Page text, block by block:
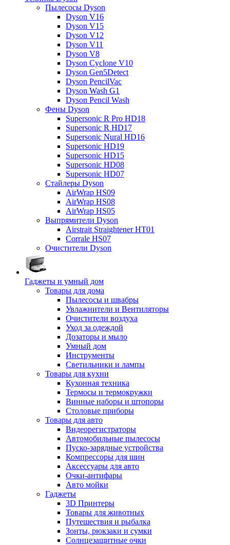
Пылесосы Dyson
Dyson V16
Dyson V15
Dyson V12
Dyson V11
Dyson V8
Dyson Cyclone V10
Dyson Gen5Detect
Dyson PencilVac
Dyson Wash G1
Dyson Pencil Wash
Фены Dyson
Supersonic R Pro HD18
Supersonic R HD17
Supersonic Nural HD16
Supersonic HD19
Supersonic HD15
Supersonic HD08
Supersonic HD07
Стайлеры Dyson
AirWrap HS09
AirWrap HS08
AirWrap HS05
Выпрямители Dyson
Airstrait Straightener HT01
Corrale HS07
Очистители Dyson
Гаджеты и умный дом
Товары для дома
Пылесосы и швабры
Увлажнители и Вентиляторы
Очистители воздуха
Уход за одеждой
Дозаторы и мыло
Умный дом
Инструменты
Светильники и лампы
Товары для кухни
Кухонная техника
Термосы и термокружки
Винные наборы и штопоры
Столовые приборы
Товары для авто
Видеорегистраторы
Автомобильные пылесосы
Пуско-зарядные устройства
Компрессоры для шин
Аксессуары для авто
Очки-антифары
Авто мойки
Гаджеты
3D Принтеры
Товары для животных
Путешествия и рыбалка
Зонты, рюкзаки и сумки
Солнцезащитные очки